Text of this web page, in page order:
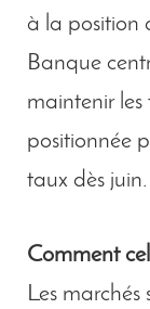
à la position
Banque
maintenir les
positionnée
taux dès juin.
Comment
Les marchés